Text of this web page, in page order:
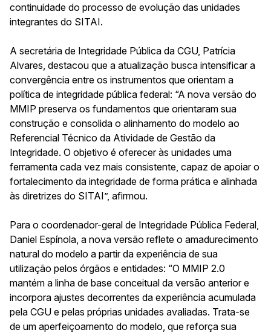
continuidade do processo de evolução das unidades
integrantes do SITAI.
A secretária de Integridade Pública da CGU, Patrícia
Alvares, destacou que a atualização busca intensificar a
convergência entre os instrumentos que orientam a
política de integridade pública federal: “A nova versão do
MMIP preserva os fundamentos que orientaram sua
construção e consolida o alinhamento do modelo ao
Referencial Técnico da Atividade de Gestão da
Integridade. O objetivo é oferecer às unidades uma
ferramenta cada vez mais consistente, capaz de apoiar o
fortalecimento da integridade de forma prática e alinhada
às diretrizes do SITAI”, afirmou.
Para o coordenador-geral de Integridade Pública Federal,
Daniel Espínola, a nova versão reflete o amadurecimento
natural do modelo a partir da experiência de sua
utilização pelos órgãos e entidades: “O MMIP 2.0
mantém a linha de base conceitual da versão anterior e
incorpora ajustes decorrentes da experiência acumulada
pela CGU e pelas próprias unidades avaliadas. Trata-se
de um aperfeiçoamento do modelo, que reforça sua